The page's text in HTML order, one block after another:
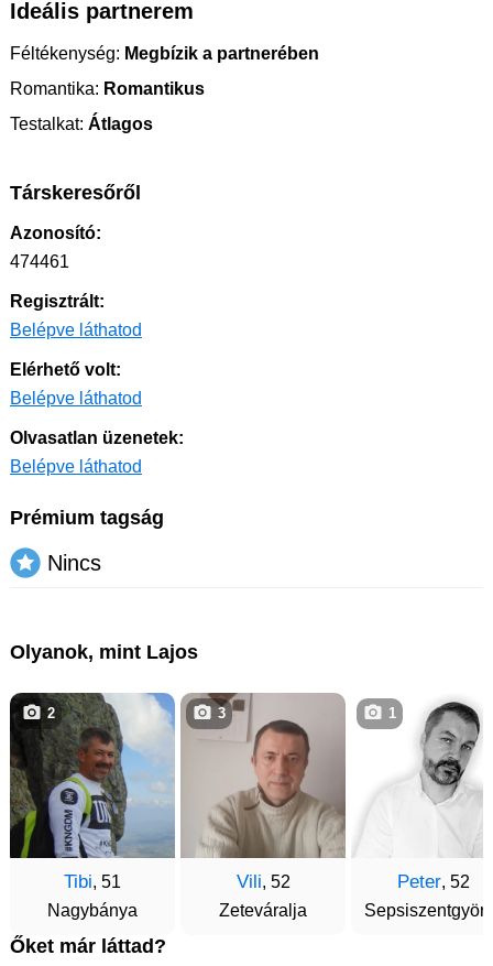
Ideális partnerem
Féltékenység: Megbízik a partnerében
Romantika: Romantikus
Testalkat: Átlagos
Társkeresőről
Azonosító:
474461
Regisztrált:
Belépve láthatod
Elérhető volt:
Belépve láthatod
Olvasatlan üzenetek:
Belépve láthatod
Prémium tagság
Nincs
Olyanok, mint Lajos
Tibi, 51
Nagybánya
2
Vili, 52
Zeteváralja
3
Peter, 52
1
Őket már láttad?